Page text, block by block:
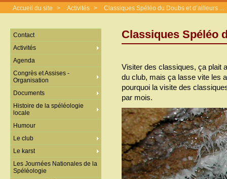
Accueil du site > Activités > Classiques Spéléo du Doubs et d’ailleurs ...
Classiques Spéléo
Visiter des classiques, ça plait
du club, mais ça lasse vite les
pourquoi la visite des
par mois.
Contact
Activités
Agenda
Congrès et Assises -
Organisation
Documents
Histoire de la spéléologie
locale
Humour
Le club
Le karst
Les Journées Nationales de la
Spéléologie